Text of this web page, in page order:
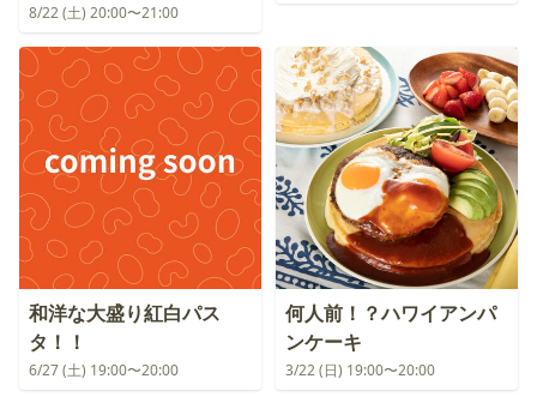
8/22 (土) 20:00〜21:00
和洋な大盛り紅白パス
タ！！
6/27 (土) 19:00〜20:00
何人前！？ハワイアンパ
ンケーキ
3/22 (日) 19:00〜20:00